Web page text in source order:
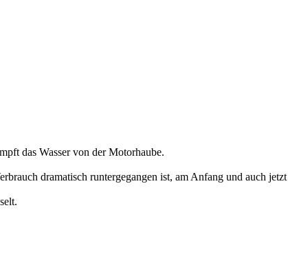
das Wasser von der Motorhaube.
dramatisch runtergegangen ist, am Anfang und auch